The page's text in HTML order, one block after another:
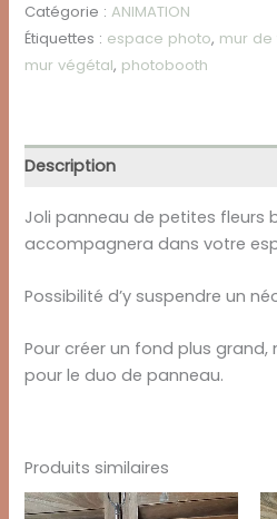
de
fleurs
blanches
Catégorie :ANIMATION
Étiquettes : espace photo, mur de
mur végétal, photobooth
Description
Joli panneau de petites fleurs
accompagnera dans votre
Possibilité d’y suspendre un
Pour créer un fond plus grand,
pour le duo de panneau.
Produits similaires